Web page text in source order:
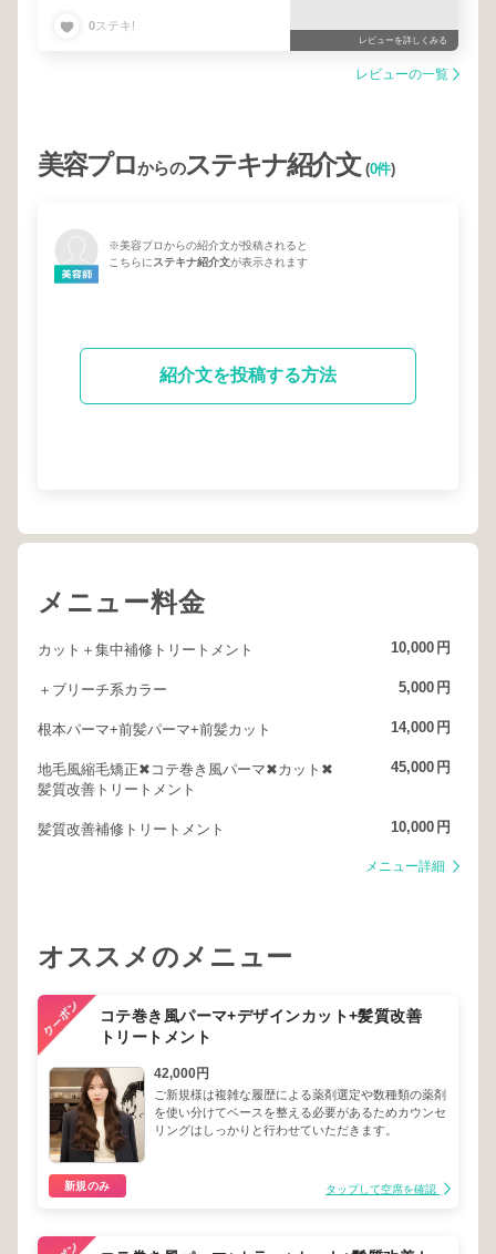
0ステキ!
レビューを詳しくみる
レビューの一覧
美容プロからのステキナ紹介文(0件)
※美容プロからの紹介文が投稿されると
こちらにステキナ紹介文が表示されます
紹介文を投稿する方法
メニュー料金
カット＋集中補修トリートメント 10,000 円
＋ブリーチ系カラー 5,000 円
根本パーマ+前髪パーマ+前髪カット 14,000 円
地毛風縮毛矯正✖︎コテ巻き風パーマ✖︎カット✖︎
髪質改善トリートメント
45,000 円
髪質改善補修トリートメント 10,000 円
メニュー詳細
オススメのメニュー
コテ巻き風パーマ+デザインカット+髪質改善
トリートメント
42,000円
ご新規様は複雑な履歴による薬剤選定や数種類の薬剤
を使い分けてベースを整える必要があるためカウンセ
リングはしっかりと行わせていただきます。
新規のみ タップして空席を確認